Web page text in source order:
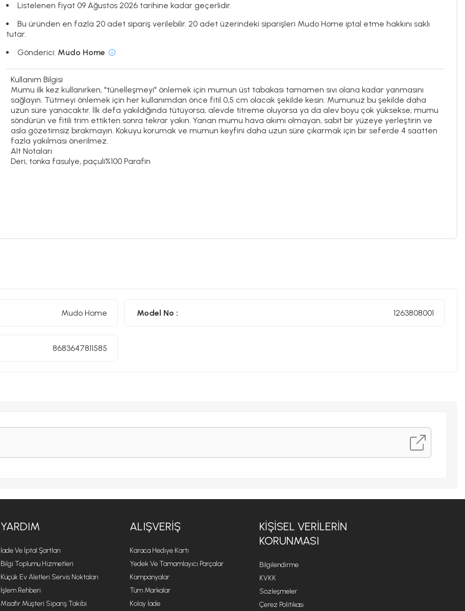
Listelenen fiyat 09 Ağustos 2026 tarihine kadar geçerlidir.
Bu üründen en fazla 20 adet sipariş verilebilir. 20 adet üzerindeki siparişleri Mudo Home iptal etme hakkını saklı
tutar.
Gönderici: Mudo Home
Kullanım Bilgisi
Mumu ilk kez kullanırken, "tünelleşmeyi" önlemek için mumun üst tabakası tamamen sıvı olana kadar yanmasını
sağlayın. Tütmeyi önlemek için her kullanımdan önce fitil 0,5 cm olacak şekilde kesin. Mumunuz bu şekilde daha
uzun süre yanacaktır. İlk defa yakıldığında tütüyorsa, alevde titreme oluyorsa ya da alev boyu çok yüksekse; mumu
söndürün ve fitili trim ettikten sonra tekrar yakın. Yanan mumu hava akımı olmayan, sabit bir yüzeye yerleştirin ve
asla gözetimsiz bırakmayın. Kokuyu korumak ve mumun keyfini daha uzun süre çıkarmak için bir seferde 4 saatten
fazla yakılması önerilmez.
Alt Notaları
Deri, tonka fasulye, paçuli%100 Parafin
Mudo Home Model No : 1263808001
8683647811585
YARDIM
İade Ve İptal Şartları
Bilgi Toplumu Hizmetleri
Küçük Ev Aletleri Servis Noktaları
İşlem Rehberi
Misafir Müşteri Sipariş Takibi
ALIŞVERIŞ
Karaca Hediye Kartı
Yedek Ve Tamamlayıcı Parçalar
Kampanyalar
Tüm Markalar
Kolay İade
KIŞISEL VERILERIN
KORUNMASI
Bilgilendirme
KVKK
Sözleşmeler
Çerez Politikası